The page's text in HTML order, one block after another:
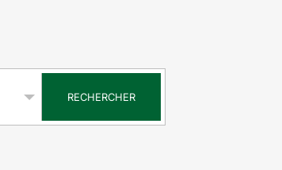
RECHERCHER